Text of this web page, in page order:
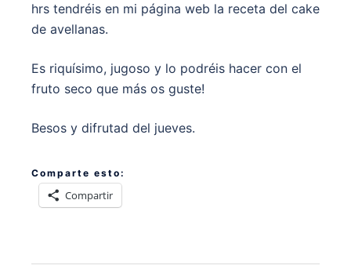
hrs tendréis en mi página web la receta del cake
de avellanas.
Es riquísimo, jugoso y lo podréis hacer con el
fruto seco que más os guste!
Besos y difrutad del jueves.
Comparte esto:
Compartir